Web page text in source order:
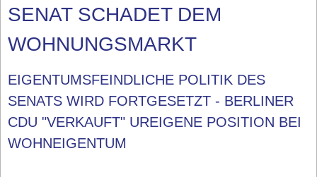
SENAT SCHADET DEM
WOHNUNGSMARKT
EIGENTUMSFEINDLICHE POLITIK DES
SENATS WIRD FORTGESETZT - BERLINER
CDU "VERKAUFT" UREIGENE POSITION BEI
WOHNEIGENTUM